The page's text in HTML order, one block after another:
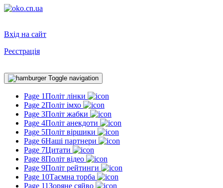
Вхід на сайт
Реєстрація
Toggle navigation
Page 1Політ лінки
Page 2Політ імхо
Page 3Політ жабки
Page 4Політ анекдоти
Page 5Політ віршики
Page 6Наші партнери
Page 7Цитати
Page 8Політ відео
Page 9Політ рейтинги
Page 10Таємна торба
Page 11Зоряне сяйво